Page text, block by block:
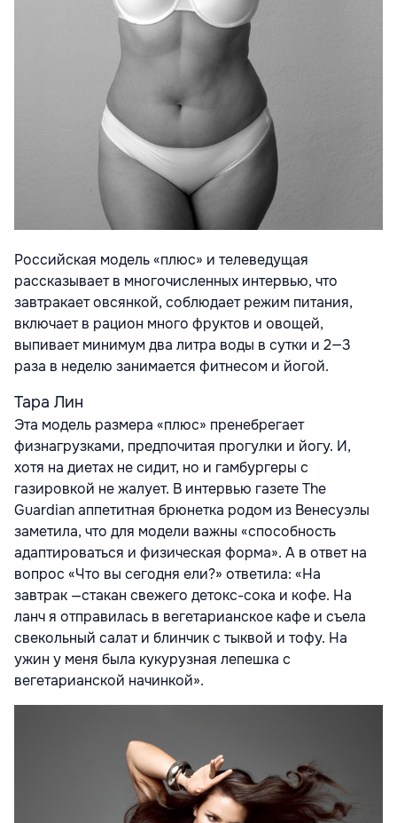
Российская модель «плюс» и телеведущая
рассказывает в многочисленных интервью, что
завтракает овсянкой, соблюдает режим питания,
включает в рацион много фруктов и овощей,
выпивает минимум два литра воды в сутки и 2—3
раза в неделю занимается фитнесом и йогой.
Тара Лин
Эта модель размера «плюс» пренебрегает
физнагрузками, предпочитая прогулки и йогу. И,
хотя на диетах не сидит, но и гамбургеры с
газировкой не жалует. В интервью газете The
Guardian аппетитная брюнетка родом из Венесуэлы
заметила, что для модели важны «способность
адаптироваться и физическая форма». А в ответ на
вопрос «Что вы сегодня ели?» ответила: «На
завтрак —стакан свежего детокс-сока и кофе. На
ланч я отправилась в вегетарианское кафе и съела
свекольный салат и блинчик с тыквой и тофу. На
ужин у меня была кукурузная лепешка с
вегетарианской начинкой».